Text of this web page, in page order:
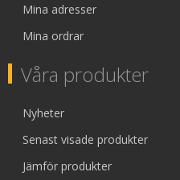
Mina adresser
Mina ordrar
Våra produkter
Nyheter
Senast visade produkter
Jämför produkter